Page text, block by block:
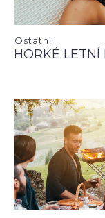
Ostatní
HORKÉ